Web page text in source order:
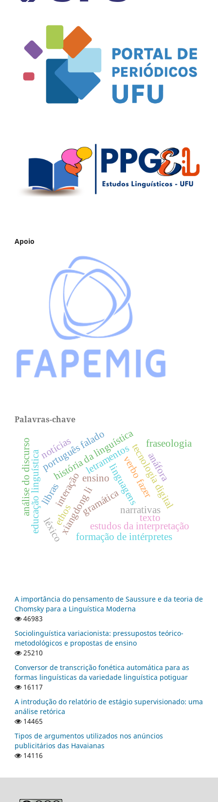
Apoio
Palavras-chave
linguagens
letramentos
ensino tecnologia digital
gramática
história da linguística
português falado
texto
educação linguística xiangdong liestudos da interpretação
formação de intérpretes
narrativas
interação verbo fazeranáfora
análise do discurso ethos
fraseologia
léxico
libras
notícias
A importância do pensamento de Saussure e da teoria de
Chomsky para a Linguística Moderna
46983
Sociolinguística variacionista: pressupostos teórico-
metodológicos e propostas de ensino
25210
Conversor de transcrição fonética automática para as
formas linguísticas da variedade linguística potiguar
16117
A introdução do relatório de estágio supervisionado: uma
análise retórica
14465
Tipos de argumentos utilizados nos anúncios
publicitários das Havaianas
14116